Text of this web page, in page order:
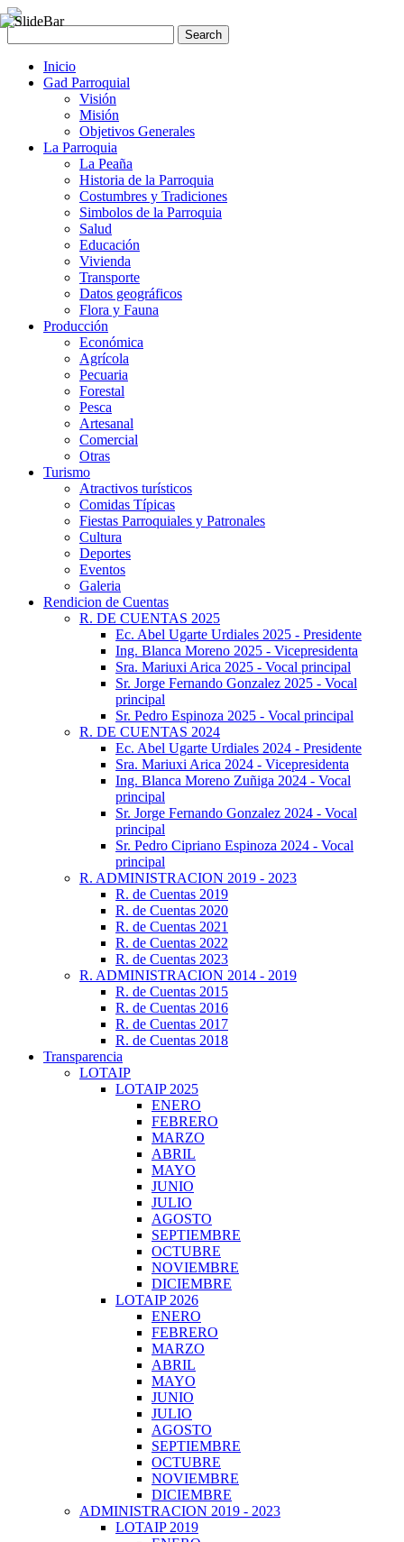
Inicio
Gad Parroquial
Visión
Misión
Objetivos Generales
La Parroquia
La Peaña
Historia de la Parroquia
Costumbres y Tradiciones
Simbolos de la Parroquia
Salud
Educación
Vivienda
Transporte
Datos geográficos
Flora y Fauna
Producción
Económica
Agrícola
Pecuaria
Forestal
Pesca
Artesanal
Comercial
Otras
Turismo
Atractivos turísticos
Comidas Típicas
Fiestas Parroquiales y Patronales
Cultura
Deportes
Eventos
Galeria
Rendicion de Cuentas
R. DE CUENTAS 2025
Ec. Abel Ugarte Urdiales 2025 - Presidente
Ing. Blanca Moreno 2025 - Vicepresidenta
Sra. Mariuxi Arica 2025 - Vocal principal
Sr. Jorge Fernando Gonzalez 2025 - Vocal
principal
Sr. Pedro Espinoza 2025 - Vocal principal
R. DE CUENTAS 2024
Ec. Abel Ugarte Urdiales 2024 - Presidente
Sra. Mariuxi Arica 2024 - Vicepresidenta
Ing. Blanca Moreno Zuñiga 2024 - Vocal
principal
Sr. Jorge Fernando Gonzalez 2024 - Vocal
principal
Sr. Pedro Cipriano Espinoza 2024 - Vocal
principal
R. ADMINISTRACION 2019 - 2023
R. de Cuentas 2019
R. de Cuentas 2020
R. de Cuentas 2021
R. de Cuentas 2022
R. de Cuentas 2023
R. ADMINISTRACION 2014 - 2019
R. de Cuentas 2015
R. de Cuentas 2016
R. de Cuentas 2017
R. de Cuentas 2018
Transparencia
LOTAIP
LOTAIP 2025
ENERO
FEBRERO
MARZO
ABRIL
MAYO
JUNIO
JULIO
AGOSTO
SEPTIEMBRE
OCTUBRE
NOVIEMBRE
DICIEMBRE
LOTAIP 2026
ENERO
FEBRERO
MARZO
ABRIL
MAYO
JUNIO
JULIO
AGOSTO
SEPTIEMBRE
OCTUBRE
NOVIEMBRE
DICIEMBRE
ADMINISTRACION 2019 - 2023
LOTAIP 2019